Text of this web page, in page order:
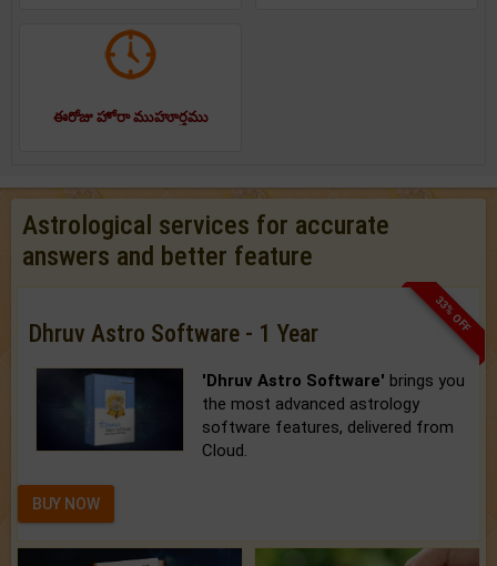
ఈరోజు హోరా ముహూర్తము
Astrological services for accurate
answers and better feature
33% OFF
Dhruv Astro Software - 1 Year
'Dhruv Astro Software' brings you
the most advanced astrology
software features, delivered from
Cloud.
BUY NOW